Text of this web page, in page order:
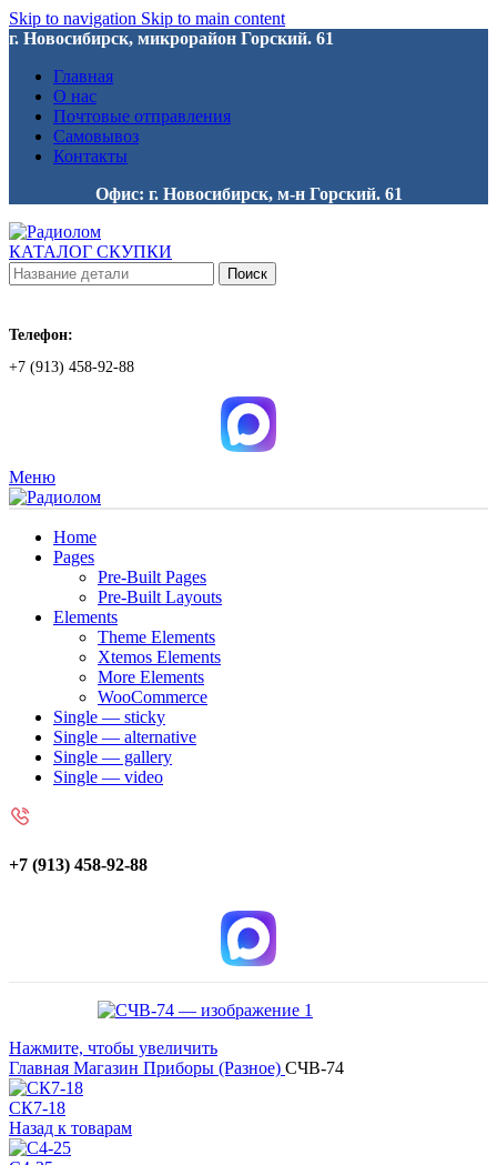
Skip to navigation Skip to main content
г. Новосибирск, микрорайон Горский. 61
Главная
О нас
Почтовые отправления
Самовывоз
Контакты
Офис: г. Новосибирск, м-н Горский. 61
КАТАЛОГ СКУПКИ
Поиск
Телефон:
+7 (913) 458-92-88
Меню
Home
Pages
Pre-Built Pages
Pre-Built Layouts
Elements
Theme Elements
Xtemos Elements
More Elements
WooCommerce
Single — sticky
Single — alternative
Single — gallery
Single — video
+7 (913) 458-92-88
Нажмите, чтобы увеличить
Главная Магазин Приборы (Разное) СЧВ-74
СК7-18
Назад к товарам